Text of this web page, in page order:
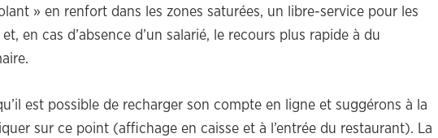
» en renfort dans les zones saturées, un libre-service pour les
en cas d’absence d’un salarié, le recours plus rapide à du
est possible de recharger son compte en ligne et suggérons à la
sur ce point (affichage en caisse et à l’entrée du restaurant). La